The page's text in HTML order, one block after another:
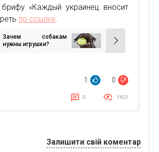
«Каждый украинец вносит
по ссылке.
Зачем собакам
нужны игрушки?
1 0
0 1421
Залишити свій коментар